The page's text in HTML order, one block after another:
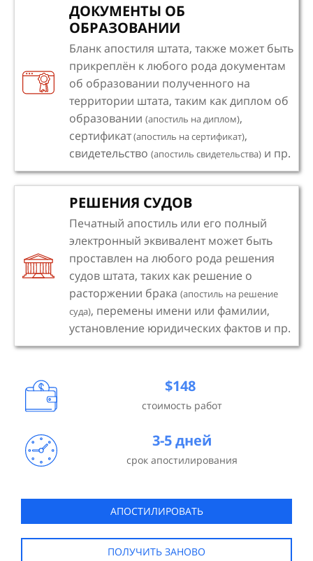
ДОКУМЕНТЫ ОБ
ОБРАЗОВАНИИ
Бланк апостиля штата, также может быть
прикреплён к любого рода документам
об образовании полученного на
территории штата, таким как диплом об
образовании (апостиль на диплом),
сертификат(апостиль на сертификат),
свидетельство (апостиль свидетельства) и пр.
РЕШЕНИЯ СУДОВ
Печатный апостиль или его полный
электронный эквивалент может быть
проставлен на любого рода решения
судов штата, таких как решение о
расторжении брака (апостиль на решение
суда), перемены имени или фамилии,
установление юридических фактов и пр.
$148
стоимость работ
3-5 дней
срок апостилирования
АПОСТИЛИРОВАТЬ
ПОЛУЧИТЬ ЗАНОВО